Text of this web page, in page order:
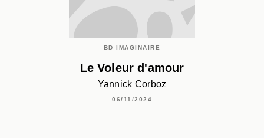
BD IMAGINAIRE
Le Voleur d'amour
Yannick Corboz
06/11/2024